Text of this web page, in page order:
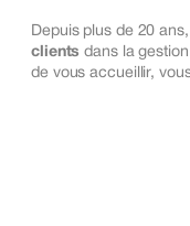
Depuis plus de 20 ans,
clients dans la
de vous accueillir,